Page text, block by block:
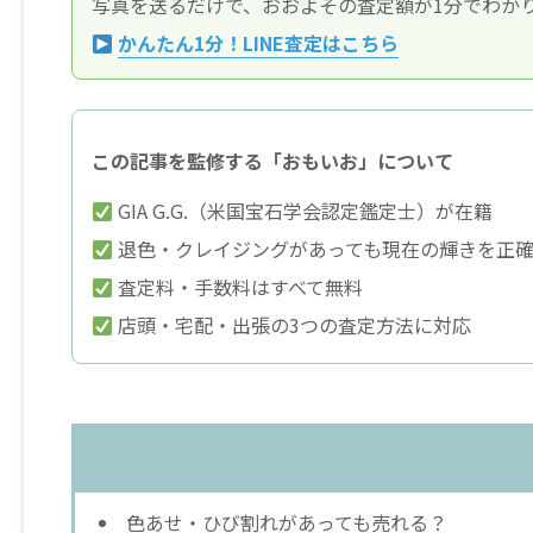
かんたん1分！LINE査定はこちら
この記事を監修する「おもいお」について
GIA G.G.（米国宝石学会認定鑑定士）が在籍
退色・クレイジングがあっても現在の輝きを正
査定料・手数料はすべて無料
店頭・宅配・出張の3つの査定方法に対応
色あせ・ひび割れがあっても売れる？